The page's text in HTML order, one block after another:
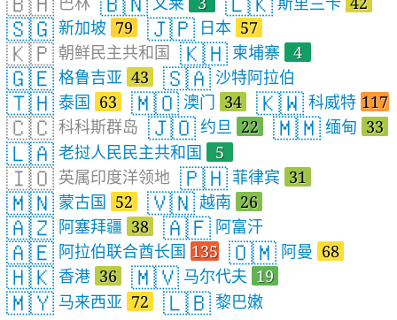
🇸🇬 新加坡 79 🇯🇵 日本 57
🇰🇵 朝鲜民主共和国 🇰🇭 柬埔寨 4
🇬🇪 格鲁吉亚 43 🇸🇦 沙特阿拉伯
🇹🇭 泰国 63 🇲🇴 澳门 34 🇰🇼 科威特 117
🇨🇨 科科斯群岛 🇯🇴 约旦 22 🇲🇲 缅甸 33
🇱🇦 老挝人民民主共和国 5
🇮🇴 英属印度洋领地 🇵🇭 菲律宾 31
🇲🇳 蒙古国 52 🇻🇳 越南 26
🇦🇿 阿塞拜疆 38 🇦🇫 阿富汗
🇦🇪 阿拉伯联合酋长国 135 🇴🇲 阿曼 68
🇭🇰 香港 36 🇲🇻 马尔代夫 19
🇲🇾 马来西亚 72 🇱🇧 黎巴嫩